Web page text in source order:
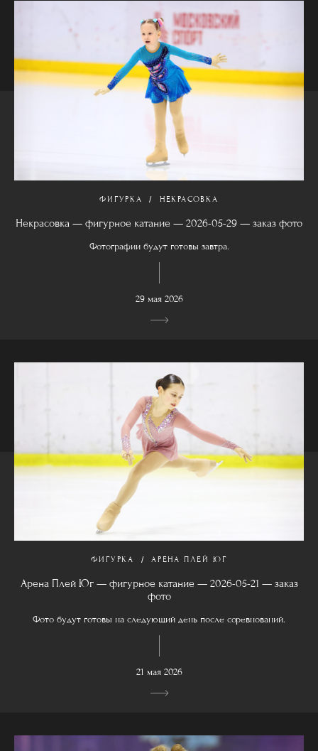
ФИГУРКА НЕКРАСОВКА
Некрасовка — фигурное катание — 2026-05-29 — заказ фото
Фотографии будут готовы завтра.
29 мая 2026
ФИГУРКА АРЕНА ПЛЕЙ ЮГ
Арена Плей Юг — фигурное катание — 2026-05-21 — заказ
фото
Фото будут готовы на следующий день после соревнований.
21 мая 2026